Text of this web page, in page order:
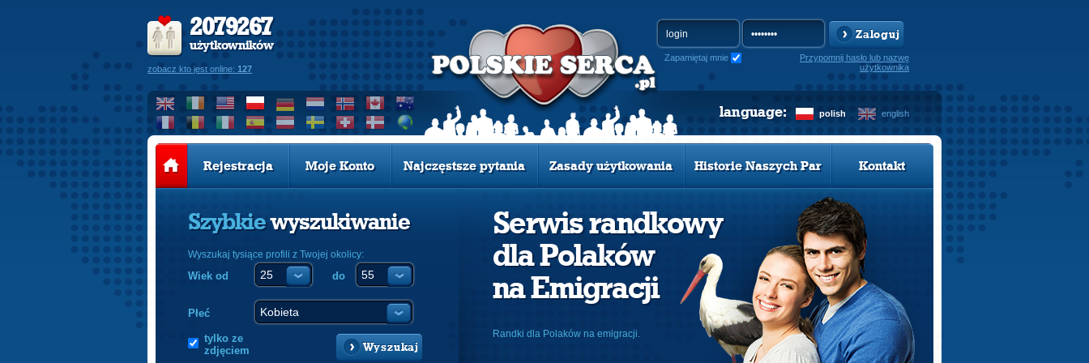
2079267
użytkowników
zobacz kto jest online: 127
Zaloguj
Zapamiętaj mnie
Przypomnij hasło lub nazwę
użytkownika
polish english
language:
Rejestracja Moje Konto Najczęstsze pytania Zasady użytkowania Historie Naszych Par Kontakt
Szybkiewyszukiwanie
Wyszukaj tysiące profili z Twojej okolicy:
Wiek od do
Płeć
tylko ze
zdjęciem
Wyszukaj
Serwis randkowy
dla Polaków
na Emigracji
Randki dla Polaków na emigracji.